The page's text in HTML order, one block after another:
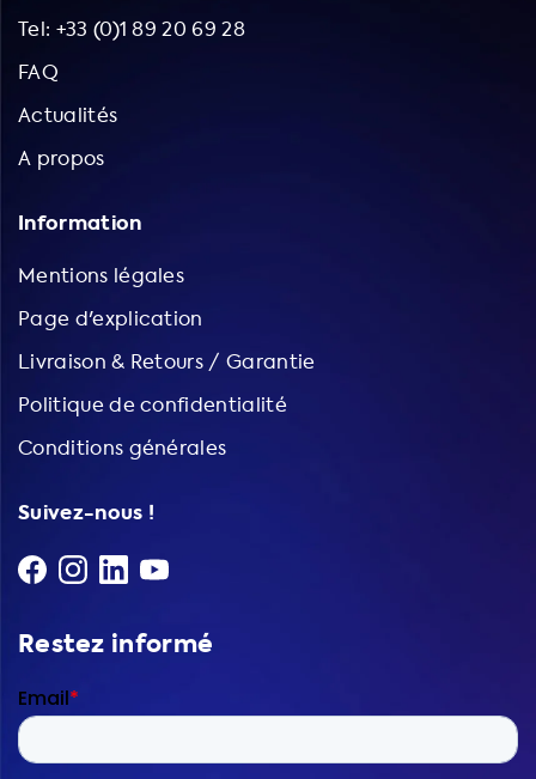
Tel: +33 (0)1 89 20 69 28
FAQ
Actualités
A propos
Information
Mentions légales
Page d'explication
Livraison & Retours / Garantie
Politique de confidentialité
Conditions générales
Suivez-nous !
Restez informé